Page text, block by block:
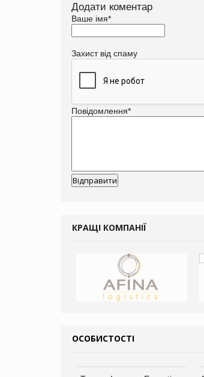
Додати коментар
Ваше імя*
Захист від спаму
Повідомлення*
КРАЩІ КОМПАНІЇ
ОСОБИСТОСТІ